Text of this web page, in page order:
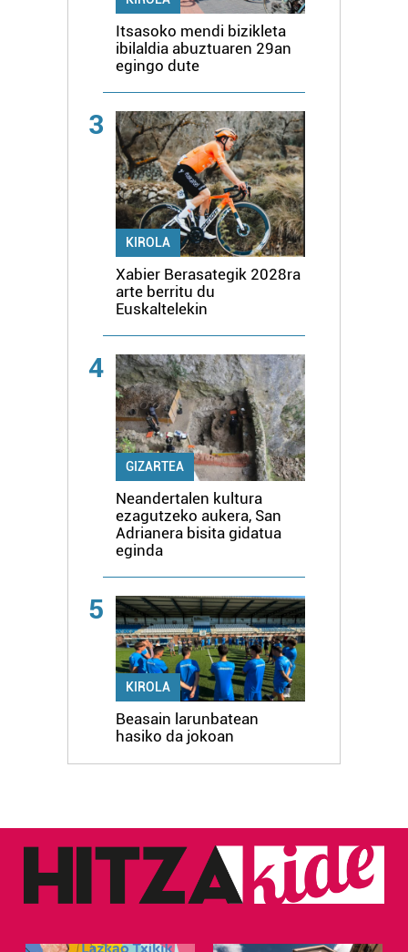
Itsasoko mendi bizikleta
ibilaldia abuztuaren 29an
egingo dute
3
KIROLA
Xabier Berasategik 2028ra
arte berritu du
Euskaltelekin
4
GIZARTEA
Neandertalen kultura
ezagutzeko aukera, San
Adrianera bisita gidatua
eginda
5
KIROLA
Beasain larunbatean
hasiko da jokoan